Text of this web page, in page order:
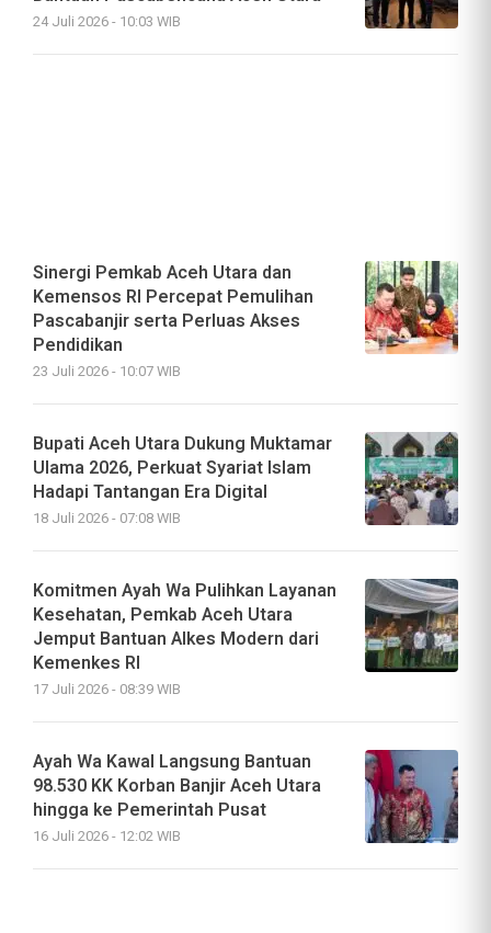
24 Juli 2026 - 10:03 WIB
Sinergi Pemkab Aceh Utara dan
Kemensos RI Percepat Pemulihan
Pascabanjir serta Perluas Akses
Pendidikan
23 Juli 2026 - 10:07 WIB
Bupati Aceh Utara Dukung Muktamar
Ulama 2026, Perkuat Syariat Islam
Hadapi Tantangan Era Digital
18 Juli 2026 - 07:08 WIB
Komitmen Ayah Wa Pulihkan Layanan
Kesehatan, Pemkab Aceh Utara
Jemput Bantuan Alkes Modern dari
Kemenkes RI
17 Juli 2026 - 08:39 WIB
Ayah Wa Kawal Langsung Bantuan
98.530 KK Korban Banjir Aceh Utara
hingga ke Pemerintah Pusat
16 Juli 2026 - 12:02 WIB